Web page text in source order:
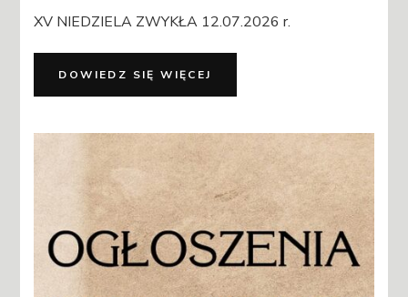
XV NIEDZIELA ZWYKŁA 12.07.2026 r.
DOWIEDZ SIĘ WIĘCEJ